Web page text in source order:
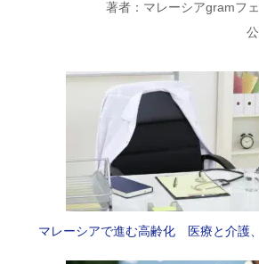
著者：マレーシアgramフェ
マレーシアで進む高齢化 医療と介護